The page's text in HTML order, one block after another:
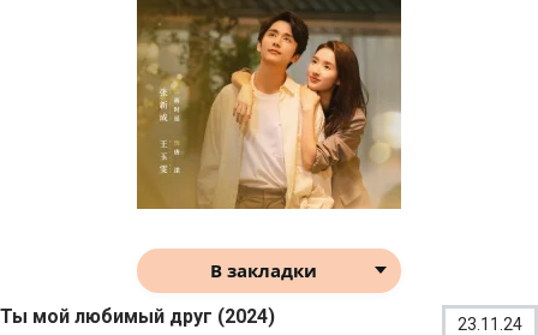
В закладки
Ты мой любимый друг (2024) 23.11.24